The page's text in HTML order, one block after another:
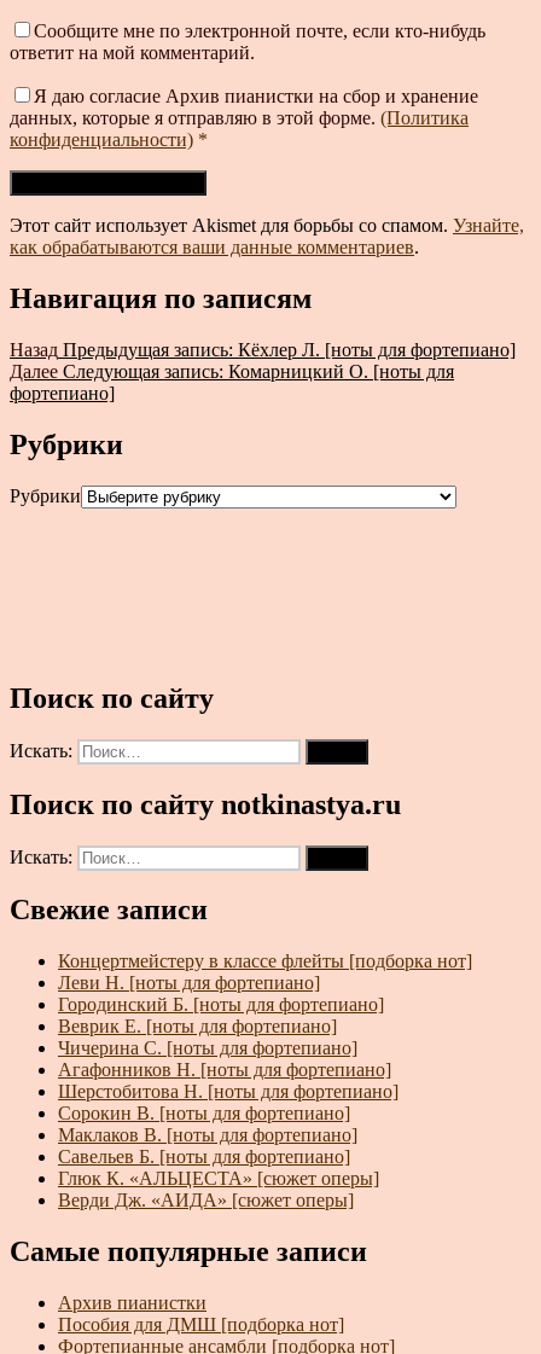
Сообщите мне по электронной почте, если кто-нибудь
ответит на мой комментарий.
Я даю согласие Архив пианистки на сбор и хранение
данных, которые я отправляю в этой форме. (Политика
конфиденциальности) *
Этот сайт использует Akismet для борьбы со спамом. Узнайте,
как обрабатываются ваши данные комментариев.
Навигация по записям
Назад Предыдущая запись: Кёхлер Л. [ноты для фортепиано]
Далее Следующая запись: Комарницкий О. [ноты для
фортепиано]
Рубрики
Рубрики
Поиск по сайту
Искать:
Поиск по сайту notkinastya.ru
Искать:
Свежие записи
Концертмейстеру в классе флейты [подборка нот]
Леви Н. [ноты для фортепиано]
Городинский Б. [ноты для фортепиано]
Веврик Е. [ноты для фортепиано]
Чичерина С. [ноты для фортепиано]
Агафонников Н. [ноты для фортепиано]
Шерстобитова Н. [ноты для фортепиано]
Сорокин В. [ноты для фортепиано]
Маклаков В. [ноты для фортепиано]
Савельев Б. [ноты для фортепиано]
Глюк К. «АЛЬЦЕСТА» [сюжет оперы]
Верди Дж. «АИДА» [сюжет оперы]
Самые популярные записи
Архив пианистки
Пособия для ДМШ [подборка нот]
Фортепианные ансамбли [подборка нот]